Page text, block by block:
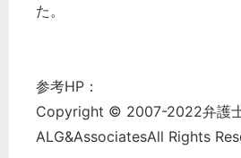
た。
参考HP：
Copyright © 2007-2022弁護
ALG&AssociatesAll Rights
秘書のノウハウ
次へ